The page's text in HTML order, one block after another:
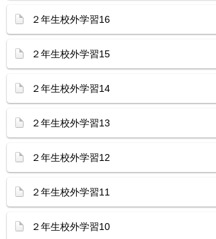
２年生校外学習16
２年生校外学習15
２年生校外学習14
２年生校外学習13
２年生校外学習12
２年生校外学習11
２年生校外学習10